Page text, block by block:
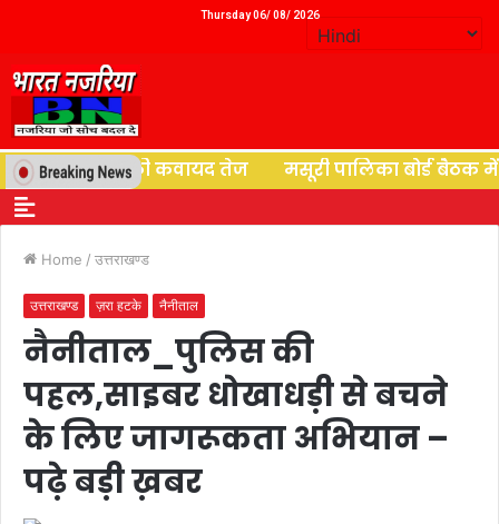
Thursday 06/ 08/ 2026
की कवायद तेज मसूरी पालिका बोर्ड बैठक में बवाल,
Home / उत्तराखण्ड
उत्तराखण्ड ज़रा हटके नैनीताल
नैनीताल_पुलिस की
पहल,साइबर धोखाधड़ी से बचने
के लिए जागरूकता अभियान –
पढ़े बड़ी ख़बर